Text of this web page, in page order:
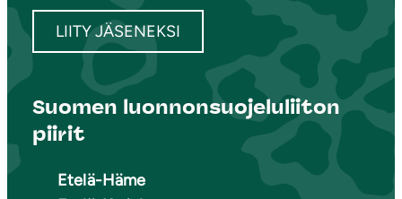
LIITY JÄSENEKSI
Suomen luonnonsuojeluliiton
piirit
Etelä-Häme